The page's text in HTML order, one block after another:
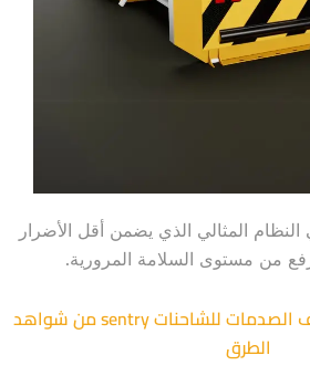
النظام المثالي الذي يضمن أقل الأضرار
من مستوى السلامة المرورية.
ما الذي يميز جهاز تخفيف الصدمات للشاحنات sentry من شواهد
الطرق